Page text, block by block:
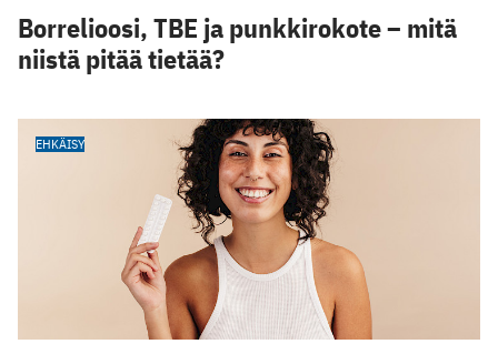
Borrelioosi, TBE ja punkkirokote – mitä
niistä pitää tietää?
EHKÄISY